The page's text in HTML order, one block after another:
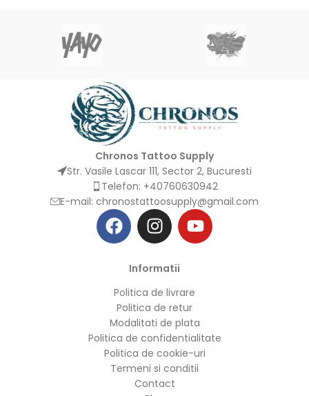
Chronos Tattoo Supply
Str. Vasile Lascar 111, Sector 2, Bucuresti
Telefon: +40760630942
E-mail: chronostattoosupply@gmail.com
Informatii
Politica de livrare
Politica de retur
Modalitati de plata
Politica de confidentialitate
Politica de cookie-uri
Termeni si conditii
Contact